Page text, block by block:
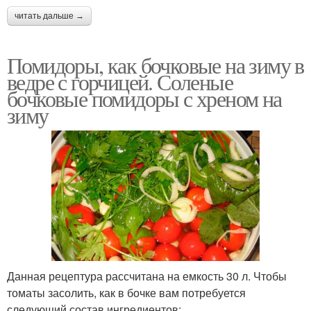
читать дальше →
Помидоры, как бочковые на зиму в
ведре с горчицей. Соленые
бочковые помидоры с хреном на
зиму
Данная рецептура рассчитана на емкость 30 л. Чтобы
томаты засолить, как в бочке вам потребуется